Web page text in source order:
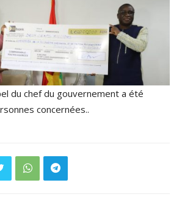
du chef du gouvernement a été
concernées..